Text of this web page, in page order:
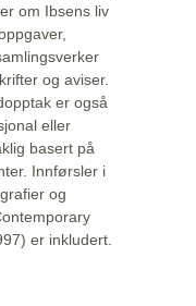
om Ibsens liv
og aviser.
er også
eller
basert på
Innførsler i
og
er inkludert.